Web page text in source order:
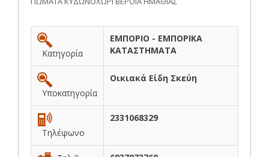
Κατηγορία
ΕΜΠΟΡΙΟ - ΕΜΠΟΡΙΚΑ
ΚΑΤΑΣΤΗΜΑΤΑ
Υποκατηγορία
Οικιακά Είδη Σκεύη
Τηλέφωνο
2331068329